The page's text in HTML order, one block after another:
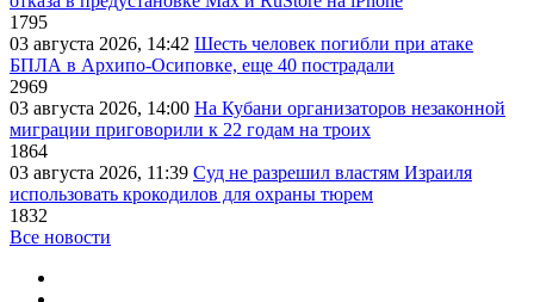
1795
03 августа 2026, 14:42 Шесть человек погибли при атаке
БПЛА в Архипо-Осиповке, еще 40 пострадали
2969
03 августа 2026, 14:00 На Кубани организаторов незаконной
миграции приговорили к 22 годам на троих
1864
03 августа 2026, 11:39 Суд не разрешил властям Израиля
использовать крокодилов для охраны тюрем
1832
Все новости